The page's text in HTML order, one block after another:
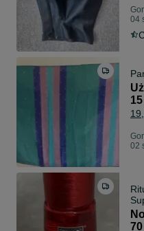
04
15
02
70